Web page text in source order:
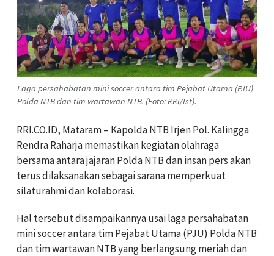
Laga persahabatan mini soccer antara tim Pejabat Utama (PJU)
Polda NTB dan tim wartawan NTB. (Foto: RRI/Ist).
RRI.CO.ID, Mataram – Kapolda NTB Irjen Pol. Kalingga
Rendra Raharja memastikan kegiatan olahraga
bersama antara jajaran Polda NTB dan insan pers akan
terus dilaksanakan sebagai sarana memperkuat
silaturahmi dan kolaborasi.
Hal tersebut disampaikannya usai laga persahabatan
mini soccer antara tim Pejabat Utama (PJU) Polda NTB
dan tim wartawan NTB yang berlangsung meriah dan